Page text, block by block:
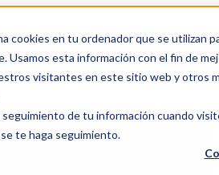
cookies en tu ordenador que se utilizan
Usamos esta información con el fin de
visitantes en este sitio web y otros
seguimiento de tu información cuando
te haga seguimiento.
Open main navigation
GEO